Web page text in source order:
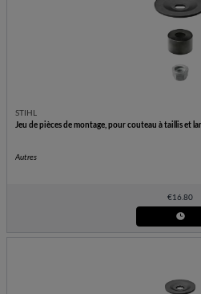
STIHL
Jeu de pièces de montage, pour couteau à taillis et
Autres
€16.80